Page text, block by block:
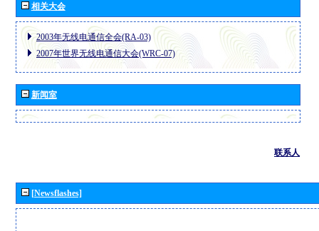
相关大会
2003年无线电通信全会(RA-03)
2007年世界无线电通信大会(WRC-07)
新闻室
联系人
[Newsflashes]